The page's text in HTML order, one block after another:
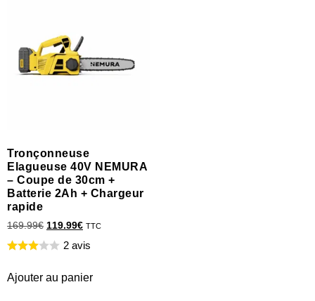
Tronçonneuse
Elagueuse 40V NEMURA
– Coupe de 30cm +
Batterie 2Ah + Chargeur
rapide
169.99€ 119.99€ TTC
2 avis
Ajouter au panier